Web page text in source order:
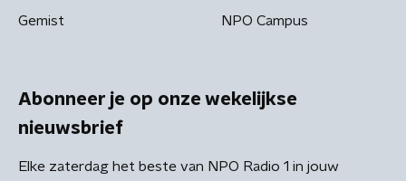
Gemist NPO Campus
Abonneer je op onze wekelijkse
nieuwsbrief
Elke zaterdag het beste van NPO Radio 1 in jouw